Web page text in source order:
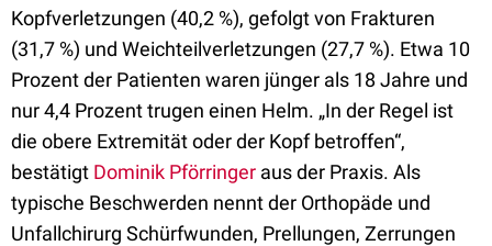
Kopfverletzungen (40,2 %), gefolgt von Frakturen
(31,7 %) und Weichteilverletzungen (27,7 %). Etwa 10
Prozent der Patienten waren jünger als 18 Jahre und
nur 4,4 Prozent trugen einen Helm. „In der Regel ist
die obere Extremität oder der Kopf betroffen“,
bestätigt Dominik Pförringer aus der Praxis. Als
typische Beschwerden nennt der Orthopäde und
Unfallchirurg Schürfwunden, Prellungen, Zerrungen